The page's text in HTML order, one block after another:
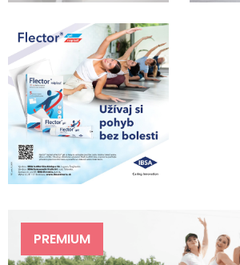
PREMIUM